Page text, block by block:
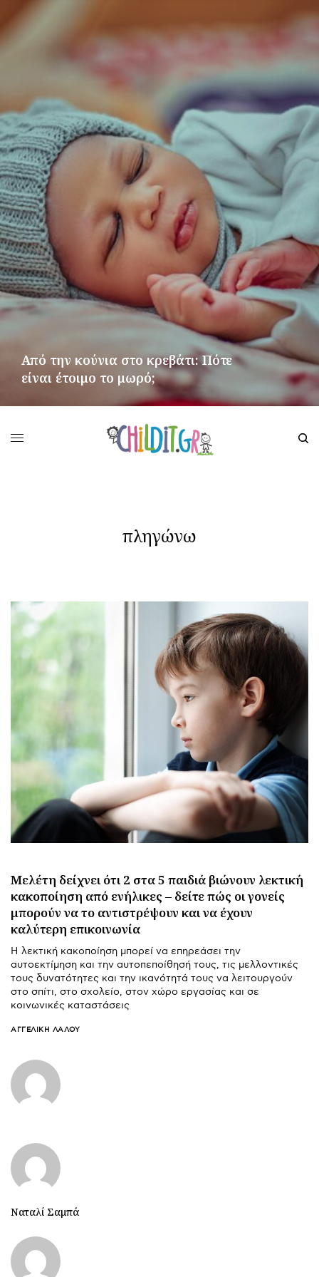
Από την κούνια στο κρεβάτι: Πότε
είναι έτοιμο το μωρό;
πληγώνω
Μελέτη δείχνει ότι 2 στα 5 παιδιά βιώνουν λεκτική
κακοποίηση από ενήλικες – δείτε πώς οι γονείς
μπορούν να το αντιστρέψουν και να έχουν
καλύτερη επικοινωνία
Η λεκτική κακοποίηση μπορεί να επηρεάσει την
αυτοεκτίμηση και την αυτοπεποίθησή τους, τις μελλοντικές
τους δυνατότητες και την ικανότητά τους να λειτουργούν
στο σπίτι, στο σχολείο, στον χώρο εργασίας και σε
κοινωνικές καταστάσεις
ΑΓΓΕΛΙΚΉ ΛΆΛΟΥ
Ναταλί Σαμπά